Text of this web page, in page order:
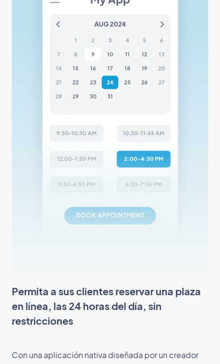
Permita a sus clientes reservar una plaza
en línea, las 24 horas del día, sin
restricciones
Con una aplicación nativa diseñada por un creador